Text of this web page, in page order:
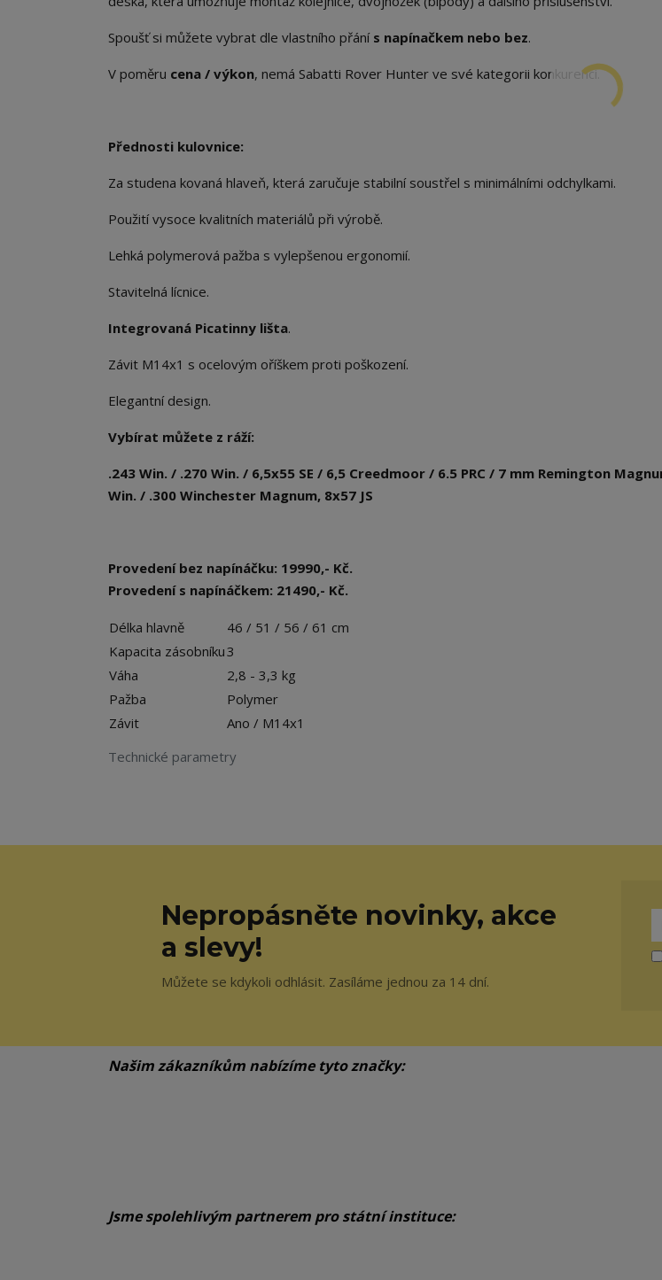
Spoušť si můžete vybrat dle vlastního přání s napínačkem nebo bez.
V poměru cena / výkon, nemá Sabatti Rover Hunter ve své kategorii konkurenci.
Přednosti kulovnice:
Za studena kovaná hlaveň, která zaručuje stabilní soustřel s minimálními odchylkami.
Použití vysoce kvalitních materiálů při výrobě.
Lehká polymerová pažba s vylepšenou ergonomií.
Stavitelná lícnice.
Integrovaná Picatinny lišta.
Závit M14x1 s ocelovým oříškem proti poškození.
Elegantní design.
Vybírat můžete z ráží:
.243 Win. / .270 Win. / 6,5x55 SE / 6,5 Creedmoor / 6.5 PRC / 7 mm Remington
Win. / .300 Winchester Magnum, 8x57 JS
Provedení bez napínáčku: 19990,- Kč.
Provedení s napínáčkem: 21490,- Kč.
Technické parametry
Délka hlavně
46 / 51 / 56 / 61 cm
Kapacita zásobníku3
Váha
2,8 - 3,3 kg
Pažba
Polymer
Závit
Ano / M14x1
Nepropásněte novinky, akce
a slevy!
Můžete se kdykoli odhlásit. Zasíláme jednou za 14 dní.
Našim zákazníkům nabízíme tyto značky:
Jsme spolehlivým partnerem pro státní instituce: